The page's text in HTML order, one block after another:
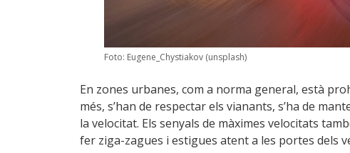
Foto: Eugene_Chystiakov (unsplash)
En zones urbanes, com a norma general, està
més, s’han de respectar els vianants, s’ha de
la velocitat. Els senyals de màximes velocitats
fer ziga-zagues i estigues atent a les portes dels